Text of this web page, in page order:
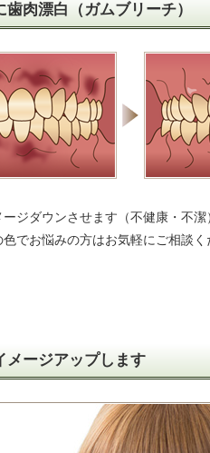
肉漂白（ガムブリーチ）
ジダウンさせます（不健康・不潔
でお悩みの方はお気軽にご相談く
メージアップします